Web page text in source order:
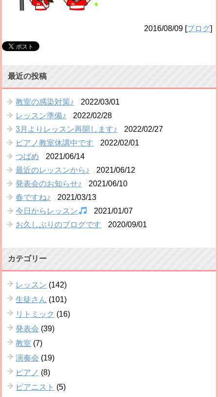
2016/08/09[ブログ]
最近の投稿
教室の感染対策♪
2022/03/01
レッスン準備♪
2022/02/28
3月よりレッスン再開します♪
2022/02/27
ピアノ教室休講中です
2022/02/01
つばめ
2021/06/14
最近のレッスンから♪
2021/06/12
発表会のお知らせ♪
2021/06/10
春ですね♪
2021/03/13
今日からレッスン
2021/01/07
お久しぶりのブログです
2020/09/01
カテゴリー
レッスン (142)
生徒さん (101)
リトミック (16)
発表会 (39)
教室 (7)
演奏会 (19)
ピアノ (8)
ピアニスト (5)